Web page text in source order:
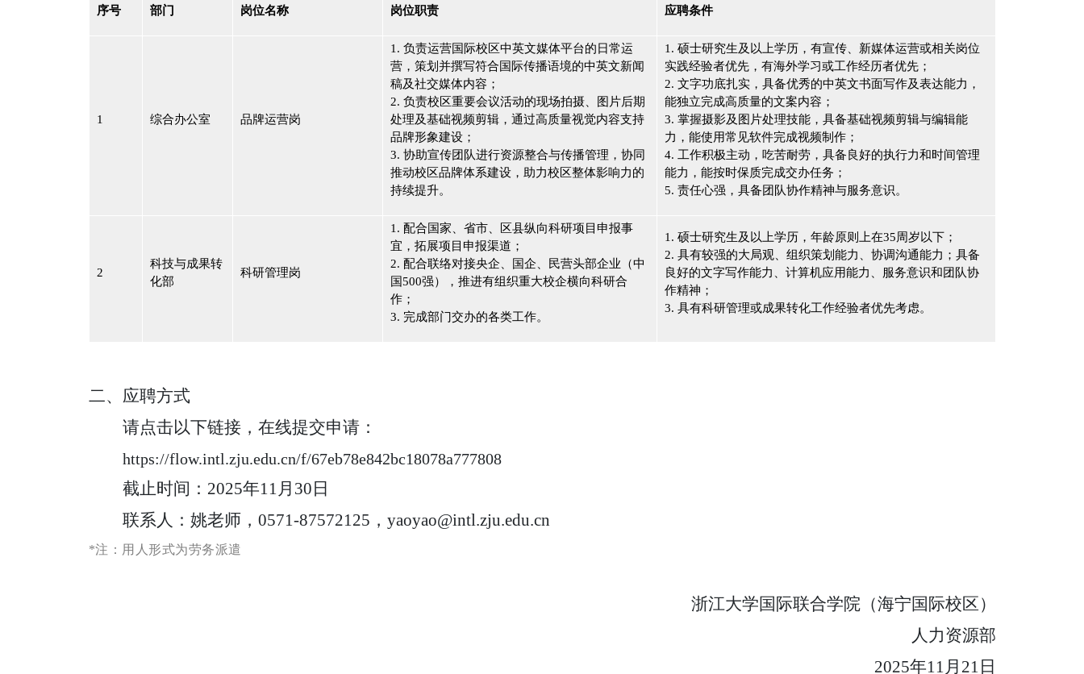
序号 部门 岗位名称 岗位职责 应聘条件
1 综合办公室 品牌运营岗
1. 负责运营国际校区中英文媒体平台的日常运
营，策划并撰写符合国际传播语境的中英文新闻
稿及社交媒体内容；
2. 负责校区重要会议活动的现场拍摄、图片后期
处理及基础视频剪辑，通过高质量视觉内容支持
品牌形象建设；
3. 协助宣传团队进行资源整合与传播管理，协同
推动校区品牌体系建设，助力校区整体影响力的
持续提升。
1. 硕士研究生及以上学历，有宣传、新媒体运营或相关岗位
实践经验者优先，有海外学习或工作经历者优先；
2. 文字功底扎实，具备优秀的中英文书面写作及表达能力，
能独立完成高质量的文案内容；
3. 掌握摄影及图片处理技能，具备基础视频剪辑与编辑能
力，能使用常见软件完成视频制作；
4. 工作积极主动，吃苦耐劳，具备良好的执行力和时间管理
能力，能按时保质完成交办任务；
5. 责任心强，具备团队协作精神与服务意识。
2
科技与成果转
化部
科研管理岗
1. 配合国家、省市、区县纵向科研项目申报事
宜，拓展项目申报渠道；
2. 配合联络对接央企、国企、民营头部企业（中
国500强），推进有组织重大校企横向科研合
作；
3. 完成部门交办的各类工作。
1. 硕士研究生及以上学历，年龄原则上在35周岁以下；
2. 具有较强的大局观、组织策划能力、协调沟通能力；具备
良好的文字写作能力、计算机应用能力、服务意识和团队协
作精神；
3. 具有科研管理或成果转化工作经验者优先考虑。
二、应聘方式
请点击以下链接，在线提交申请：
https://flow.intl.zju.edu.cn/f/67eb78e842bc18078a777808
截止时间： 2025年11月 30 日
联系人：姚老师，0571-87572125 ，yaoyao@intl.zju.edu.cn
*注：用人形式为劳务派遣
浙江大学国际联合学院（海宁国际校区）
人力资源部
2025年11月 21 日